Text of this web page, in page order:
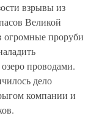
взрывы из
Великой
огромные проруби
проводами.
дело
компании и